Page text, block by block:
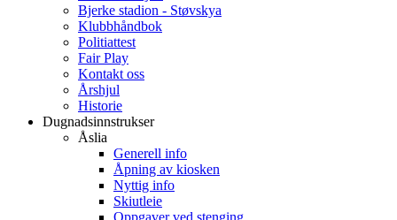
Bjerke stadion - Støvskya
Klubbhåndbok
Politiattest
Fair Play
Kontakt oss
Årshjul
Historie
Dugnadsinnstrukser
Åslia
Generell info
Åpning av kiosken
Nyttig info
Skiutleie
Oppgaver ved stenging